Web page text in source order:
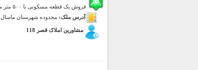
فروش یک قطعه مسکونی با ۵۰۰ متر مسکونی و ۷۰۰ متر باغ با سند معتبر
آدرس ملک: محدوده شهرستان ماسال
مشاورین املاک قصر 118